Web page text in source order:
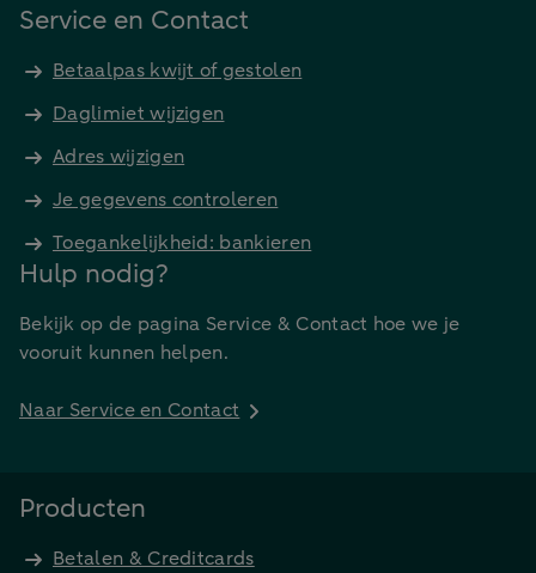
Service en Contact
Betaalpas kwijt of gestolen
Daglimiet wijzigen
Adres wijzigen
Je gegevens controleren
Toegankelijkheid: bankieren
Hulp nodig?
Bekijk op de pagina Service & Contact hoe we je
vooruit kunnen helpen.
Naar Service en Contact
Producten
Betalen & Creditcards